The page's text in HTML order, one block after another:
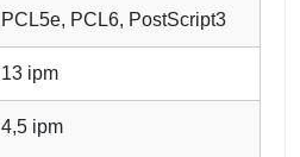
PCL5e, PCL6, PostScript3
13 ipm
4,5 ipm